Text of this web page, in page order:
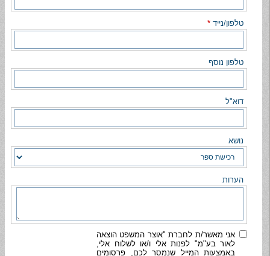
טלפון/נייד *
טלפון נוסף
דוא"ל
נושא
הערות
אני מאשר/ת לחברת "אוצר המשפט הוצאה
לאור בע"מ" לפנות אלי ו/או לשלוח אלי,
באמצעות המייל שנמסר לכם, פרסומים